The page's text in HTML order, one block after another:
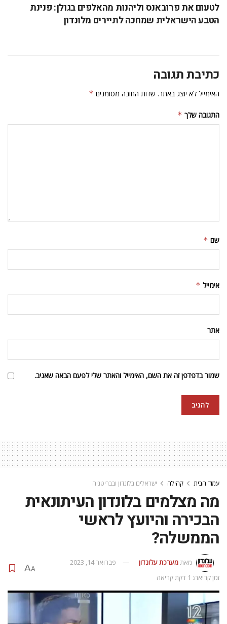
לטעום את פרובאנס וליהנות מהאלפים בגולן: פנינת
הטבע הישראלית שמחכה לתיירים מלונדון
כתיבת תגובה
האימייל לא יוצג באתר. שדות החובה מסומנים *
התגובה שלך *
שם *
אימייל *
אתר
שמור בדפדפן זה את השם, האימייל והאתר שלי לפעם הבאה שאגיב.
עמוד הבית קהילה ישראלים בלונדון ובבריטניה
מה מצלמים בלונדון העיתונאית
הבכירה והיועץ לראשי
הממשלה?
מאתמערכת עלונדון
פברואר 14, 2023
זמן קריאה: 1 דקת קריאה
A
A